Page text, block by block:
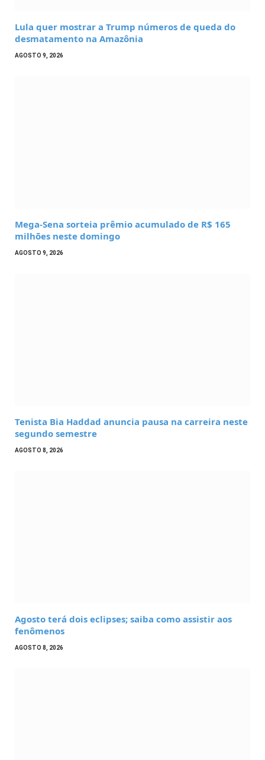
Lula quer mostrar a Trump números de queda do
desmatamento na Amazônia
AGOSTO 9, 2026
Mega-Sena sorteia prêmio acumulado de R$ 165
milhões neste domingo
AGOSTO 9, 2026
Tenista Bia Haddad anuncia pausa na carreira neste
segundo semestre
AGOSTO 8, 2026
Agosto terá dois eclipses; saiba como assistir aos
fenômenos
AGOSTO 8, 2026